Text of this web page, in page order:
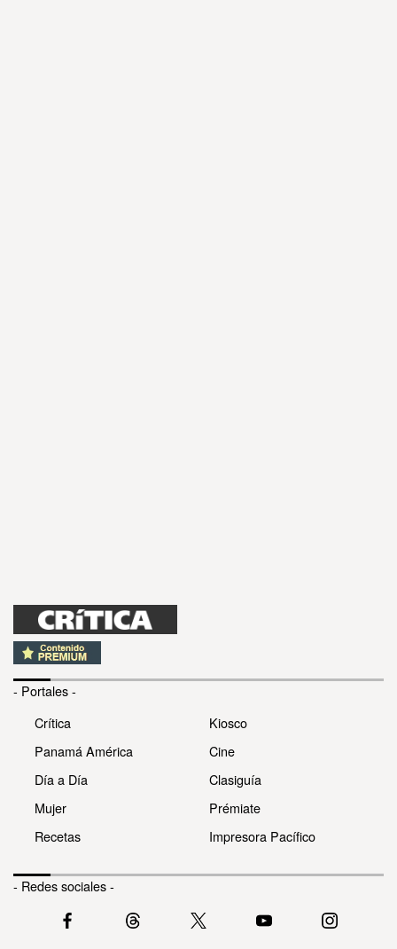
- Portales -
Crítica
Panamá América
Día a Día
Mujer
Recetas
Kiosco
Cine
Clasiguía
Prémiate
Impresora Pacífico
- Redes sociales -